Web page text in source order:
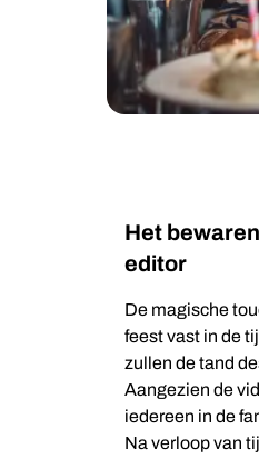
Het
editor
De magische
feest vast in de
zullen de tand
Aangezien de
iedereen in de
Na verloop van